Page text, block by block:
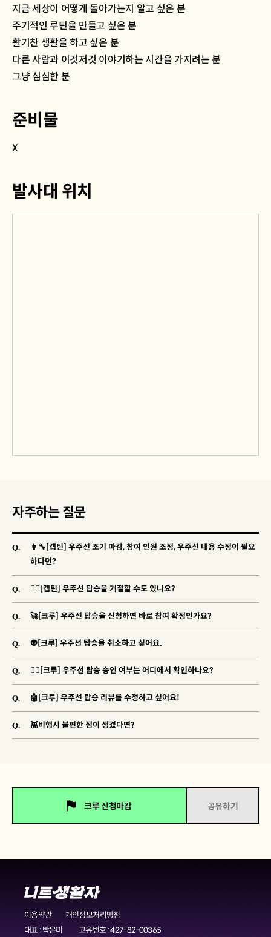
지금 세상이 어떻게 돌아가는지 알고 싶은 분
주기적인 루틴을 만들고 싶은 분
활기찬 생활을 하고 싶은 분
다른 사람과 이것저것 이야기하는 시간을 가지려는 분
그냥 심심한 분
준비물
X
발사대 위치
자주하는 질문
Q.
👩‍🔧[캡틴] 우주선 조기 마감, 참여 인원 조정, 우주선 내용 수정이 필요
하다면?
Q. 🐱‍👓[캡틴] 우주선 탑승을 거절할 수도 있나요?
Q. 🚀[크루] 우주선 탑승을 신청하면 바로 참여 확정인가요?
Q. 👽[크루] 우주선 탑승을 취소하고 싶어요.
Q. 🐱‍🚀[크루] 우주선 탑승 승인 여부는 어디에서 확인하나요?
Q. 🤖[크루] 우주선 탑승 리뷰를 수정하고 싶어요!
Q. 👾비행시 불편한 점이 생겼다면?
크루 신청마감 공유하기
이용약관
개인정보처리방침
대표 : 박은미
고유번호 : 427-82-00365